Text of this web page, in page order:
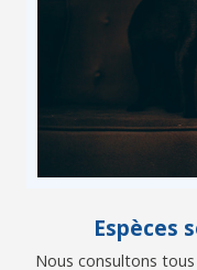
Espèces
Nous consultons